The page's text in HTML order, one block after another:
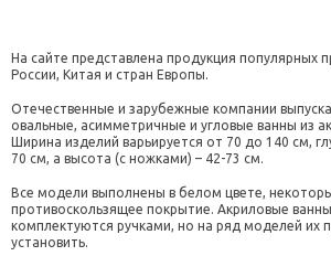
На сайте представлена продукция популярных
России, Китая и стран Европы.
Отечественные и зарубежные компании
овальные, асимметричные и угловые ванны из
Ширина изделий варьируется от 70 до 140 см,
70 см, а высота (с ножками) – 42-73 см.
Все модели выполнены в белом цвете,
противоскользящее покрытие. Акриловые
комплектуются ручками, но на ряд моделей их
установить.